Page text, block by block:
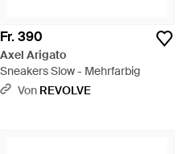
Fr. 390
Axel Arigato
Sneakers Slow - Mehrfarbig
Von REVOLVE